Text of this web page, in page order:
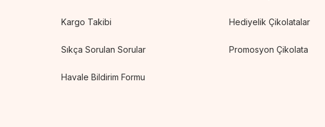
Kargo Takibi
Sıkça Sorulan Sorular
Havale Bildirim Formu
Hediyelik Çikolatalar
Promosyon Çikolata